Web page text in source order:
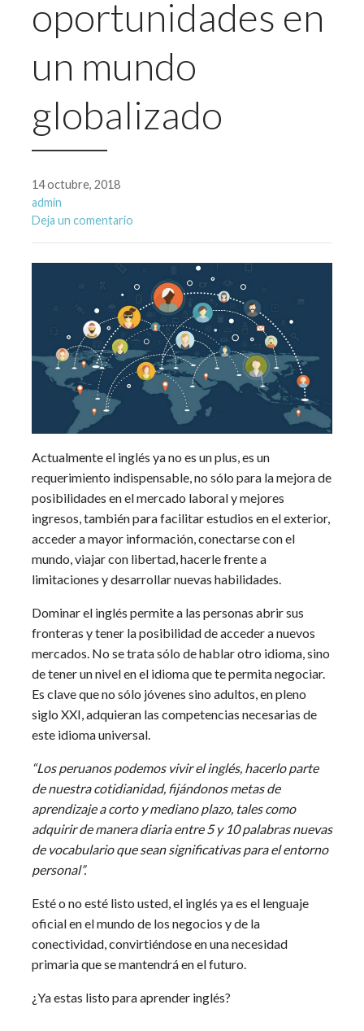
oportunidades en
un mundo
globalizado
14 octubre, 2018
admin
Deja un comentario
Actualmente el inglés ya no es un plus, es un
requerimiento indispensable, no sólo para la mejora de
posibilidades en el mercado laboral y mejores
ingresos, también para facilitar estudios en el exterior,
acceder a mayor información, conectarse con el
mundo, viajar con libertad, hacerle frente a
limitaciones y desarrollar nuevas habilidades.
Dominar el inglés permite a las personas abrir sus
fronteras y tener la posibilidad de acceder a nuevos
mercados. No se trata sólo de hablar otro idioma, sino
de tener un nivel en el idioma que te permita negociar.
Es clave que no sólo jóvenes sino adultos, en pleno
siglo XXI, adquieran las competencias necesarias de
este idioma universal.
“Los peruanos podemos vivir el inglés, hacerlo parte
de nuestra cotidianidad, fijándonos metas de
aprendizaje a corto y mediano plazo, tales como
adquirir de manera diaria entre 5 y 10 palabras nuevas
de vocabulario que sean significativas para el entorno
personal”.
Esté o no esté listo usted, el inglés ya es el lenguaje
oficial en el mundo de los negocios y de la
conectividad, convirtiéndose en una necesidad
primaria que se mantendrá en el futuro.
¿Ya estas listo para aprender inglés?